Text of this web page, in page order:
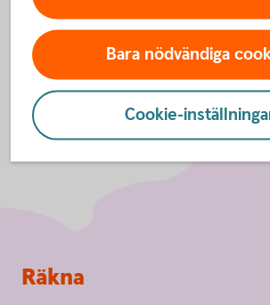
Bara nödvändiga
Cookie-
Sidfot
Räkna